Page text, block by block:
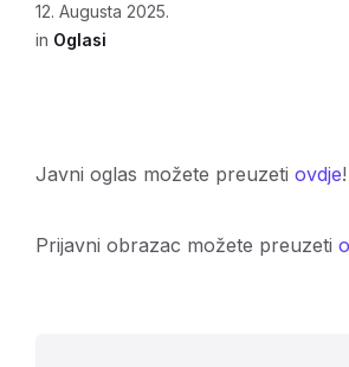
12. Augusta 2025.
in Oglasi
Javni oglas možete preuzeti ovdje!
Prijavni obrazac možete preuzeti